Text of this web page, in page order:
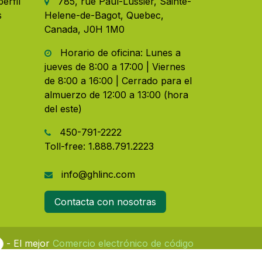
Helene-de-Bagot, Quebec,
Canada, J0H 1M0
Horario de oficina: Lunes a
jueves de 8:00 a 17:00 | Viernes
de 8:00 a 16:00 | Cerrado para el
almuerzo de 12:00 a 13:00 (hora
del este)
450-791-2222
Toll-free: 1.888.791.2223
info@ghlinc.com
Contacta con nosotras
- El mejor Comercio electrónico de código